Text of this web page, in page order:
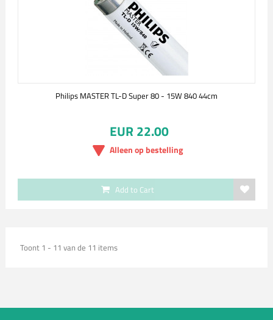
Philips MASTER TL-D Super 80 - 15W 840 44cm
EUR 22.00
Alleen op bestelling
Add to Cart
Toont 1 - 11 van de 11 items